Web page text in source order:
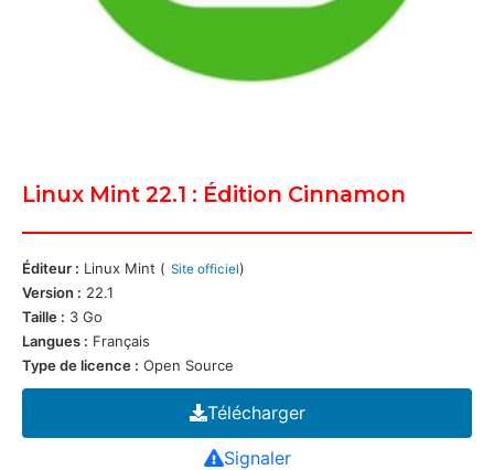
Linux Mint 22.1 : Édition Cinnamon
Éditeur : Linux Mint ( Site officiel)
Version : 22.1
Taille : 3 Go
Langues : Français
Type de licence : Open Source
Télécharger
Signaler